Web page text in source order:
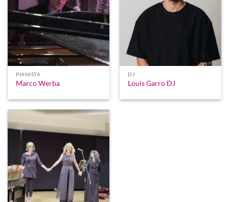
PIANISTA
Marco Werba
DJ
Louis Garro DJ